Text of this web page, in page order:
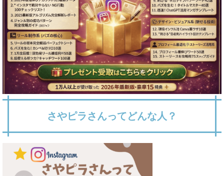
さやピラさんってどんな人？